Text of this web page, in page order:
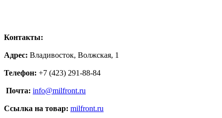
Контакты:
Адрес: Владивосток, Волжская, 1
Телефон: +7 (423) 291-88-84
Почта: info@milfront.ru
Ссылка на товар: milfront.ru